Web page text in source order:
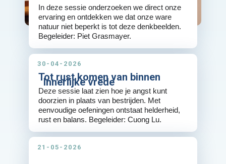
Tot rust komen van binnen
Deze sessie laat zien hoe je angst kunt
doorzien in plaats van bestrijden. Met
eenvoudige oefeningen ontstaat helderheid,
rust en balans. Begeleider: Cuong Lu.
21-05-2026
In deze sessie onderzoeken we direct onze
ervaring en ontdekken we dat onze ware
natuur niet beperkt is tot deze denkbeelden.
Begeleider: Piet Grasmayer.
30-04-2026
Innerlijke vrede